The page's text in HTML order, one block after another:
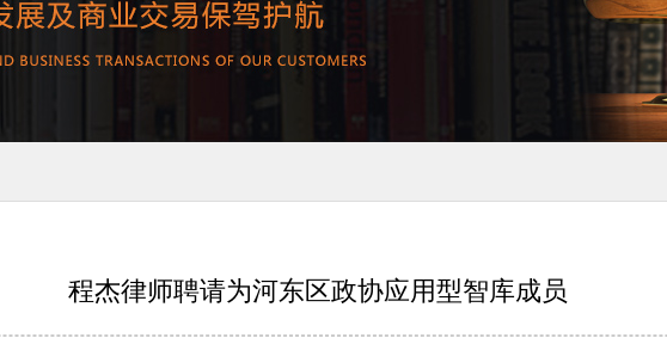
程杰律师聘请为河东区政协应用型智库成员